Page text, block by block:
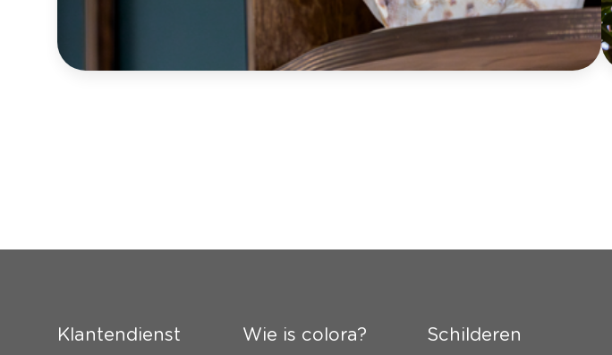
Klantendienst Wie is colora? Schilderen